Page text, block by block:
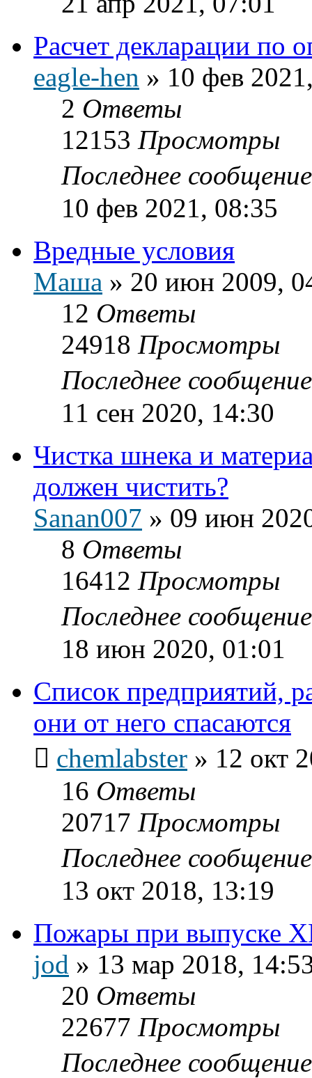
Расчет декларации по
eagle-hen » 10 фев
2 Ответы
12153 Просмотры
Последнее
10 фев 2021, 08:35
Вредные условия
Маша » 20 июн 2009,
12 Ответы
24918 Просмотры
Последнее
11 сен 2020, 14:30
Чистка шнека и
должен чистить?
Sanan007 » 09 июн
8 Ответы
16412 Просмотры
Последнее
18 июн 2020, 01:01
Список предприятий,
они от него спасаются
chemlabster » 12 окт
16 Ответы
20717 Просмотры
Последнее
13 окт 2018, 13:19
Пожары при выпуске
jod » 13 мар 2018,
20 Ответы
22677 Просмотры
Последнее